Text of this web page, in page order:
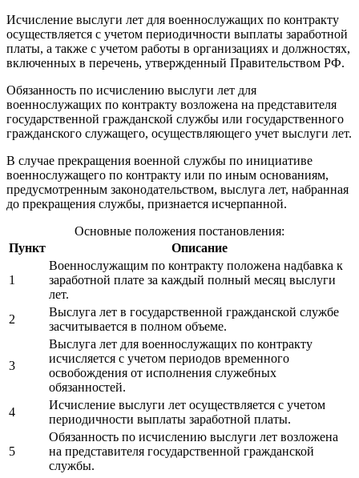
Исчисление выслуги лет для военнослужащих по контракту
осуществляется с учетом периодичности выплаты заработной
платы, а также с учетом работы в организациях и должностях,
включенных в перечень, утвержденный Правительством РФ.
Обязанность по исчислению выслуги лет для
военнослужащих по контракту возложена на представителя
государственной гражданской службы или государственного
гражданского служащего, осуществляющего учет выслуги лет.
В случае прекращения военной службы по инициативе
военнослужащего по контракту или по иным основаниям,
предусмотренным законодательством, выслуга лет, набранная
до прекращения службы, признается исчерпанной.
Основные положения постановления:
Пункт
Описание
1
Военнослужащим по контракту положена надбавка к
заработной плате за каждый полный месяц выслуги
лет.
2
Выслуга лет в государственной гражданской службе
засчитывается в полном объеме.
3
Выслуга лет для военнослужащих по контракту
исчисляется с учетом периодов временного
освобождения от исполнения служебных
обязанностей.
4
Исчисление выслуги лет осуществляется с учетом
периодичности выплаты заработной платы.
5
Обязанность по исчислению выслуги лет возложена
на представителя государственной гражданской
службы.